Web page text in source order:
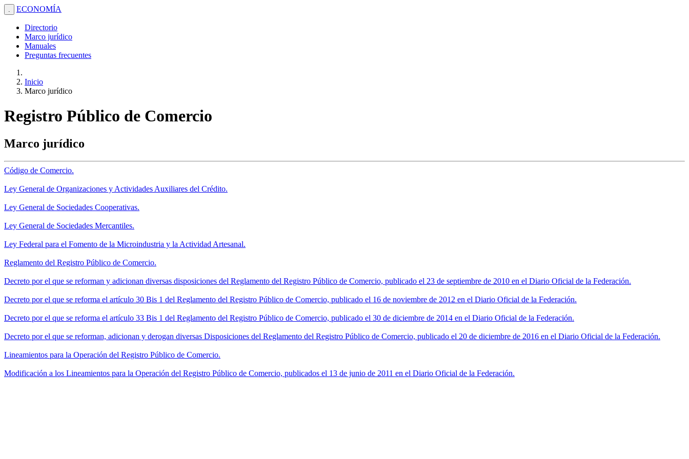
. ECONOMÍA
Directorio
Marco jurídico
Manuales
Preguntas frecuentes
Inicio
Marco jurídico
Registro Público de Comercio
Marco jurídico
Código de Comercio.
Ley General de Organizaciones y Actividades Auxiliares del Crédito.
Ley General de Sociedades Cooperativas.
Ley General de Sociedades Mercantiles.
Ley Federal para el Fomento de la Microindustria y la Actividad Artesanal.
Reglamento del Registro Público de Comercio.
Decreto por el que se reforman y adicionan diversas disposiciones del Reglamento del Registro Público de Comercio, publicado el 23 de septiembre de 2010 en el Diario Oficial de la Federación.
Decreto por el que se reforma el artículo 30 Bis 1 del Reglamento del Registro Público de Comercio, publicado el 16 de noviembre de 2012 en el Diario Oficial de la Federación.
Decreto por el que se reforma el artículo 33 Bis 1 del Reglamento del Registro Público de Comercio, publicado el 30 de diciembre de 2014 en el Diario Oficial de la Federación.
Decreto por el que se reforman, adicionan y derogan diversas Disposiciones del Reglamento del Registro Público de Comercio, publicado el 20 de diciembre de 2016 en el Diario Oficial de la Federación.
Lineamientos para la Operación del Registro Público de Comercio.
Modificación a los Lineamientos para la Operación del Registro Público de Comercio, publicados el 13 de junio de 2011 en el Diario Oficial de la Federación.